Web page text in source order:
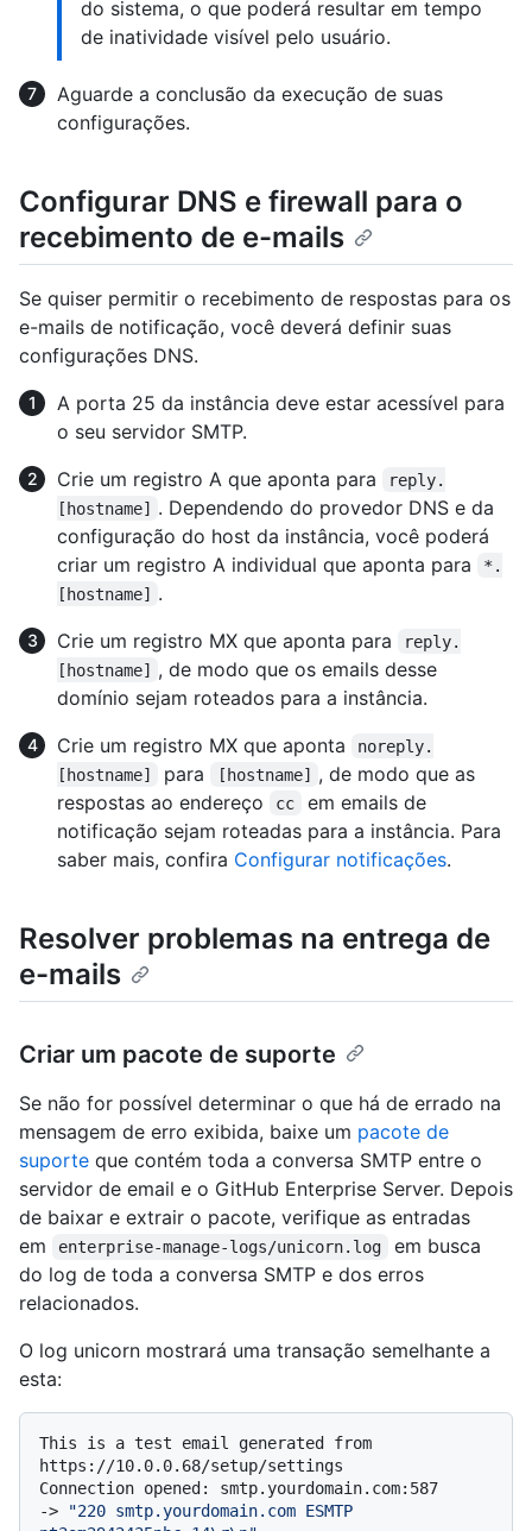
do sistema, o que poderá resultar em tempo
de inatividade visível pelo usuário.
Aguarde a conclusão da execução de suas
configurações.
Configurar DNS e firewall para o
recebimento de e-mails
Se quiser permitir o recebimento de respostas para os
e-mails de notificação, você deverá definir suas
configurações DNS.
A porta 25 da instância deve estar acessível para
o seu servidor SMTP.
Crie um registro A que aponta para
reply.
[hostname]
. Dependendo do provedor DNS e da
configuração do host da instância, você poderá
criar um registro A individual que aponta para
*.
[hostname]
.
Crie um registro MX que aponta para
reply.
[hostname]
, de modo que os emails desse
domínio sejam roteados para a instância.
Crie um registro MX que aponta
noreply.
[hostname]
para [hostname]
, de modo que as
respostas ao endereço
cc
em emails de
notificação sejam roteadas para a instância. Para
saber mais, confira Configurar notificações.
Resolver problemas na entrega de
e-mails
Criar um pacote de suporte
Se não for possível determinar o que há de errado na
mensagem de erro exibida, baixe um pacote de
suporte que contém toda a conversa SMTP entre o
servidor de email e o GitHub Enterprise Server. Depois
de baixar e extrair o pacote, verifique as entradas
em
enterprise-manage-logs/unicorn.log
em busca
do log de toda a conversa SMTP e dos erros
relacionados.
O log unicorn mostrará uma transação semelhante a
esta:
This is a test email generated from
https://10.0.0.68/setup/settings
->
"220 smtp.yourdomain.com ESMTP